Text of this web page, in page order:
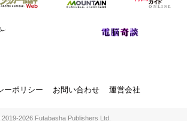
ーポリシー お問い合わせ 運営会社
2026 Futabasha Publishers Ltd.